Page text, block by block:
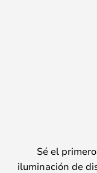
Sé el
iluminación de